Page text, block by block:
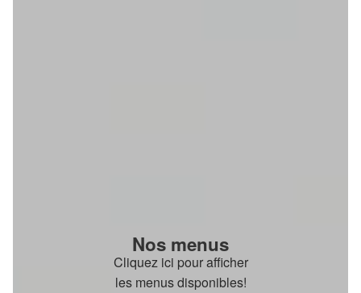
Nos menus
Cliquez ici pour afficher
les menus disponibles!